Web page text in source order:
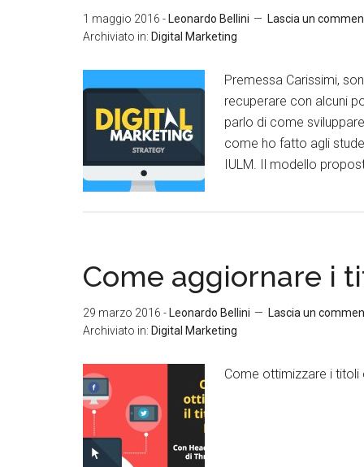
1 maggio 2016 - Leonardo Bellini
Lascia un
Archiviato in: Digital Marketing
Premessa Carissimi,
recuperare con alcuni
parlo di come
come ho fatto agli
IULM. Il modello
Come aggiornare i
29 marzo 2016 - Leonardo Bellini
Lascia un
Archiviato in: Digital Marketing
Come ottimizzare i titoli